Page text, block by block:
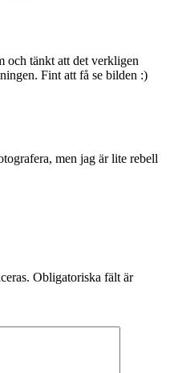
och tänkt att det verkligen
Fint att få se bilden :)
men jag är lite rebell
Obligatoriska fält är